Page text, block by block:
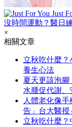
Just
沒時間運動？醫日
×
相關文章
立秋吃什麼？
養生心法
夏天更該泡
水腫促代謝、
人體老化像
告」台大醫授
立秋吃什麼